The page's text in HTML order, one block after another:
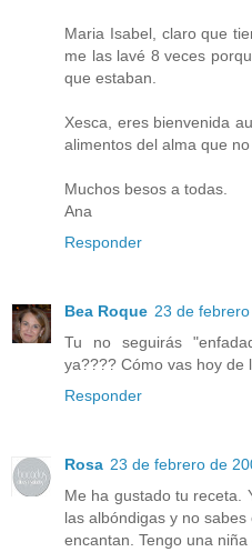
Maria Isabel, claro que
me las lavé 8 veces
que estaban.
Xesca, eres bienvenida
alimentos del alma que
Muchos besos a todas.
Ana
Responder
Bea Roque 23 de
Tu no seguirás
ya???? Cómo vas hoy de
Responder
Rosa 23 de febrero de
Me ha gustado tu receta.
las albóndigas y no
encantan. Tengo una